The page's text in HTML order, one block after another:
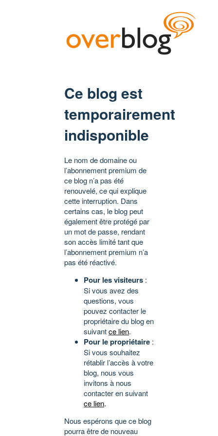
Ce blog est
temporairement
indisponible
Le nom de domaine ou
l’abonnement premium de
ce blog n’a pas été
renouvelé, ce qui explique
cette interruption. Dans
certains cas, le blog peut
également être protégé par
un mot de passe, rendant
son accès limité tant que
l’abonnement premium n’a
pas été réactivé.
Pour les visiteurs :
Si vous avez des
questions, vous
pouvez contacter le
propriétaire du blog en
suivantce lien.
Pour le propriétaire :
Si vous souhaitez
rétablir l’accès à votre
blog, nous vous
invitons à nous
contacter en suivant
ce lien.
Nous espérons que ce blog
pourra être de nouveau